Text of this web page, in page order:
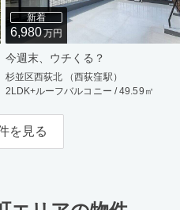
新着
6,980万円
今週末、ウチくる？
杉並区西荻北 （西荻窪駅）
2LDK+ルーフバルコニー / 49.59㎡
を見る